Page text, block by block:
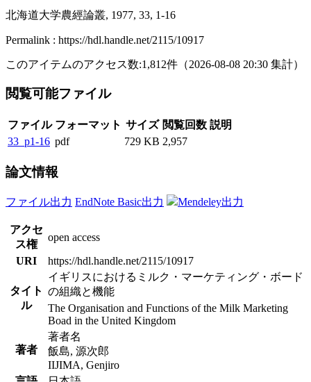
北海道大学農經論叢, 1977, 33, 1-16
Permalink : https://hdl.handle.net/2115/10917
このアイテムのアクセス数:1,812件 （2026-08-08 20:30 集計）
閲覧可能ファイル
ファイル フォーマット サイズ 閲覧回数 説明
33_p1-16 pdf 729 KB 2,957
論文情報
ファイル出力 EndNote Basic出力 Mendeley出力
アクセ
ス権
open access
URI
https://hdl.handle.net/2115/10917
タイト
ル
イギリスにおけるミルク・マーケティング・ボード
の組織と機能
The Organisation and Functions of the Milk Marketing
Boad in the United Kingdom
著者
著者名
飯島, 源次郎
IIJIMA, Genjiro